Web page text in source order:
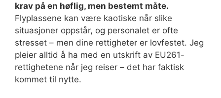
krav på en høflig, men bestemt måte.
Flyplassene kan være kaotiske når slike
situasjoner oppstår, og personalet er ofte
stresset – men dine rettigheter er lovfestet. Jeg
pleier alltid å ha med en utskrift av EU261-
rettighetene når jeg reiser – det har faktisk
kommet til nytte.